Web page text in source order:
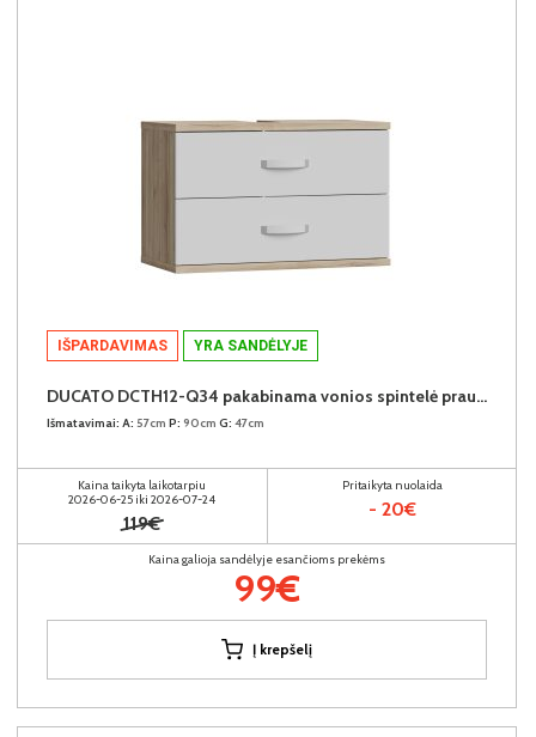
IŠPARDAVIMAS YRA SANDĖLYJE
DUCATO DCTH12-Q34 pakabinama vonios spintelė praustuvui
Išmatavimai: A: 57cm P: 90cm G: 47cm
Kaina taikyta laikotarpiu
2026-06-25 iki 2026-07-24
119€
Pritaikyta nuolaida
- 20€
Kaina galioja sandėlyje esančioms prekėms
99€
Į krepšelį